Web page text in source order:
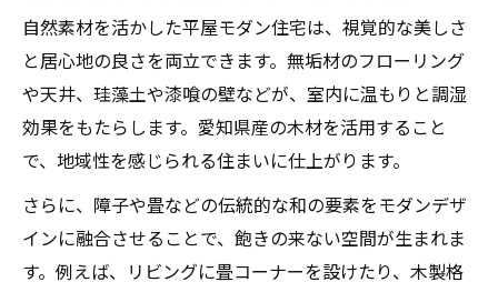
自然素材を活かした平屋モダン住宅は、視覚的な美しさ
と居心地の良さを両立できます。無垢材のフローリング
や天井、珪藻土や漆喰の壁などが、室内に温もりと調湿
効果をもたらします。愛知県産の木材を活用すること
で、地域性を感じられる住まいに仕上がります。
さらに、障子や畳などの伝統的な和の要素をモダンデザ
インに融合させることで、飽きの来ない空間が生まれま
す。例えば、リビングに畳コーナーを設けたり、木製格